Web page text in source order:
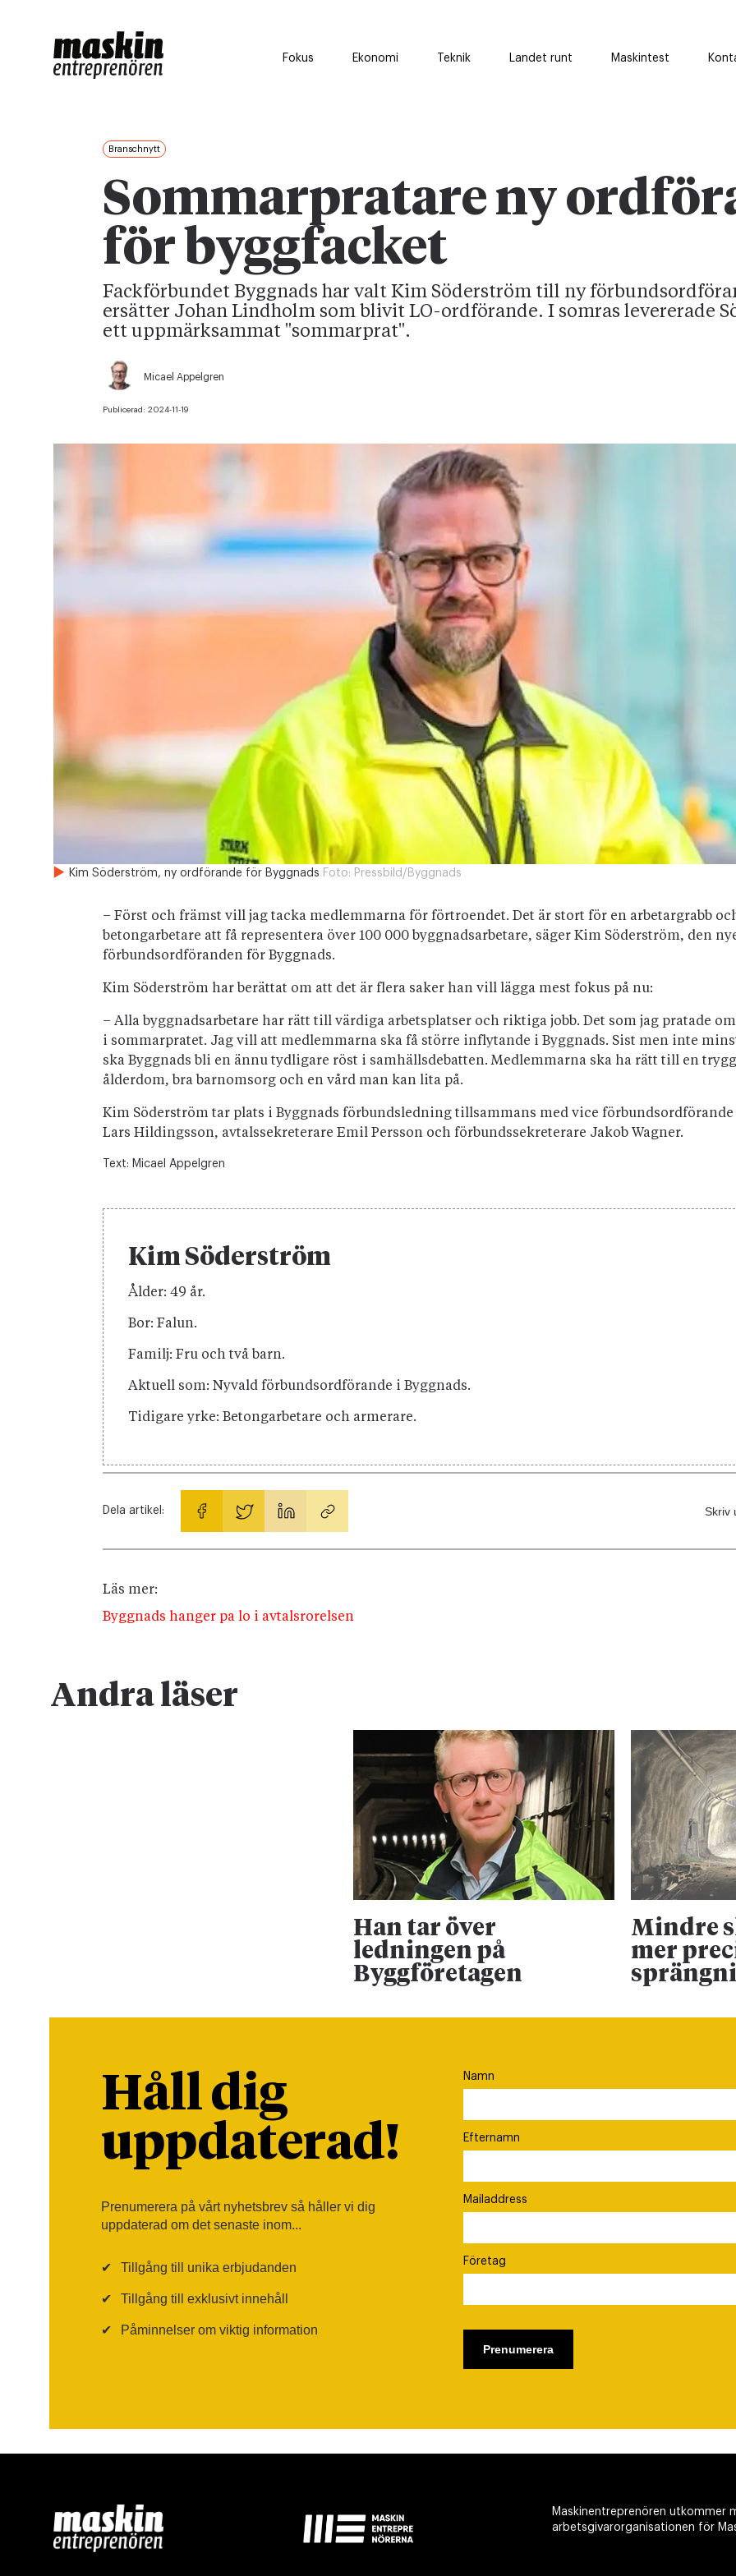
Fokus Ekonomi Teknik Landet runt Maskintest
Branschnytt
Sommarpratare ny
för byggfacket
Fackförbundet Byggnads har valt Kim Söderström till ny
ersätter Johan Lindholm som blivit LO-ordförande. I somras levererade
ett uppmärksammat "sommarprat".
Micael Appelgren
Publicerad: 2024-11-19
Kim Söderström, ny ordförande för Byggnads Foto: Pressbild/Byggnads
– Först och främst vill jag tacka medlemmarna för förtroendet. Det är stort för en arbetargrabb
betongarbetare att få representera över 100 000 byggnadsarbetare, säger Kim Söderström, den
förbundsordföranden för Byggnads.
Kim Söderström har berättat om att det är flera saker han vill lägga mest fokus på nu:
– Alla byggnadsarbetare har rätt till värdiga arbetsplatser och riktiga jobb. Det som jag pratade om
i sommarpratet. Jag vill att medlemmarna ska få större inflytande i Byggnads. Sist men inte
ska Byggnads bli en ännu tydligare röst i samhällsdebatten. Medlemmarna ska ha rätt till en trygg
ålderdom, bra barnomsorg och en vård man kan lita på.
Kim Söderström tar plats i Byggnads förbundsledning tillsammans med vice förbundsordförande
Lars Hildingsson, avtalssekreterare Emil Persson och förbundssekreterare Jakob Wagner.
Text: Micael Appelgren
Kim Söderström
Ålder: 49 år.
Bor: Falun.
Familj: Fru och två barn.
Aktuell som: Nyvald förbundsordförande i Byggnads.
Tidigare yrke: Betongarbetare och armerare.
Dela artikel: Skriv
Läs mer:
Byggnads hanger pa lo i avtalsrorelsen
Andra läser
Han tar över
ledningen på
Byggföretagen
Mindre
mer
Håll dig
uppdaterad!
Prenumerera på vårt nyhetsbrev så håller vi dig
uppdaterad om det senaste inom...
✔ Tillgång till unika erbjudanden
✔ Tillgång till exklusivt innehåll
✔ Påminnelser om viktig information
Namn
Efternamn
Mailaddress
Företag
Maskinentreprenören utkommer
arbetsgivarorganisationen för